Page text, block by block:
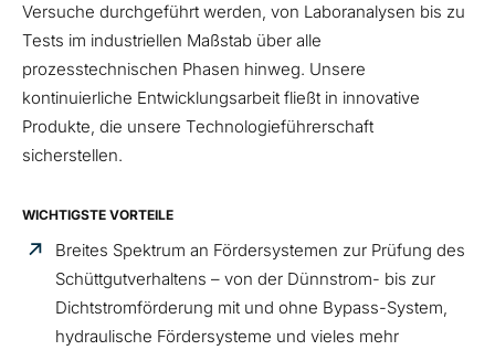
Versuche durchgeführt werden, von Laboranalysen bis zu
Tests im industriellen Maßstab über alle
prozesstechnischen Phasen hinweg. Unsere
kontinuierliche Entwicklungsarbeit fließt in innovative
Produkte, die unsere Technologieführerschaft
sicherstellen.
WICHTIGSTE VORTEILE
Breites Spektrum an Fördersystemen zur Prüfung des
Schüttgutverhaltens – von der Dünnstrom- bis zur
Dichtstromförderung mit und ohne Bypass-System,
hydraulische Fördersysteme und vieles mehr